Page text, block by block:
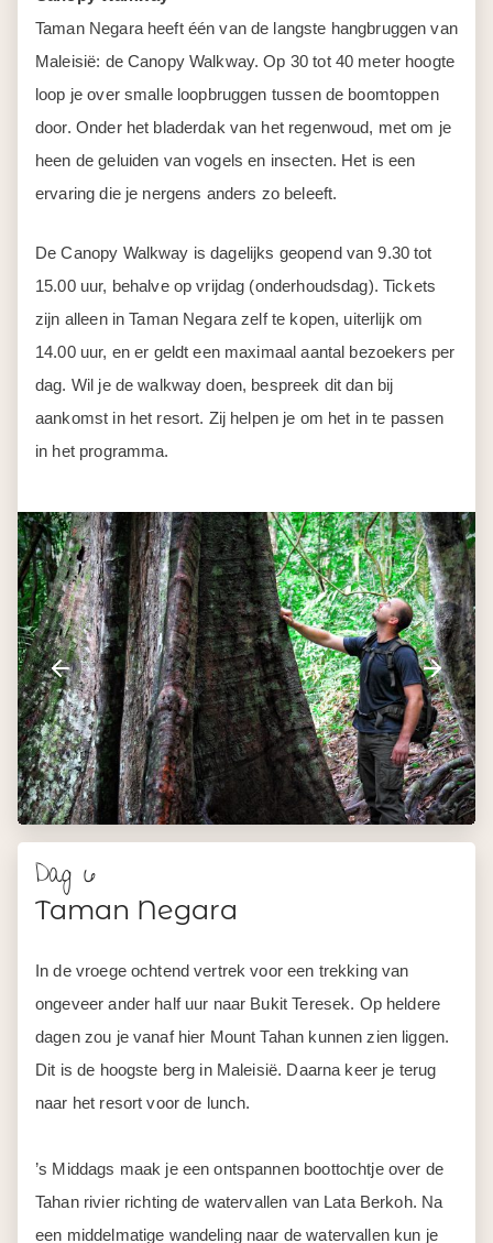
De Canopy Walkway is dagelijks geopend van 9.30 tot
15.00 uur, behalve op vrijdag (onderhoudsdag). Tickets
zijn alleen in Taman Negara zelf te kopen, uiterlijk om
14.00 uur, en er geldt een maximaal aantal bezoekers per
Dag 6
Taman Negara
In de vroege ochtend vertrek voor een trekking van
ongeveer ander half uur naar Bukit Teresek. Op heldere
dagen zou je vanaf hier Mount Tahan kunnen zien liggen.
Dit is de hoogste berg in Maleisië. Daarna keer je terug